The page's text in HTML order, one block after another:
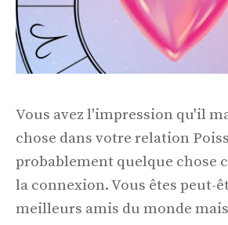
Vous avez l'impression qu'il
chose dans votre relation
probablement quelque chose
la connexion. Vous êtes peut-
meilleurs amis du monde